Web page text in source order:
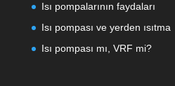
Isı pompalarının faydaları
Isı pompası ve yerden ısıtma
Isı pompası mı, VRF mi?